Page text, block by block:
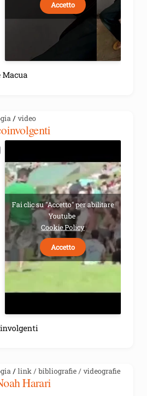
Accetto
/ video
a
Fai clic su "Accetto" per abilitare
Youtube
Cookie Policy
Accetto
/ link / bibliografie / videografie
Harari